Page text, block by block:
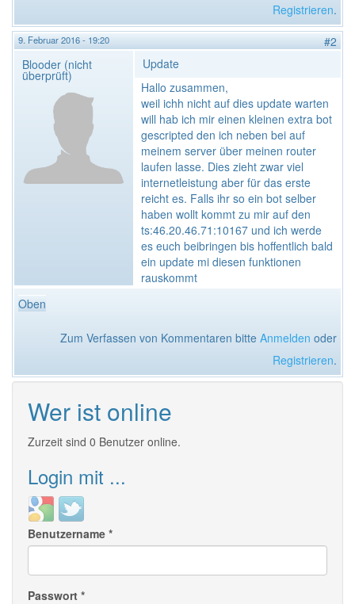
Registrieren.
9. Februar 2016 - 19:20
#2
Blooder (nicht
überprüft)
Update
Hallo zusammen,
weil ichh nicht auf dies update warten
will hab ich mir einen kleinen extra bot
gescripted den ich neben bei auf
meinem server über meinen router
laufen lasse. Dies zieht zwar viel
internetleistung aber für das erste
reicht es. Falls ihr so ein bot selber
haben wollt kommt zu mir auf den
ts:46.20.46.71:10167 und ich werde
es euch beibringen bis hoffentlich bald
ein update mi diesen funktionen
rauskommt
Oben
Zum Verfassen von Kommentaren bitte Anmelden oder
Registrieren.
Wer ist online
Zurzeit sind 0 Benutzer online.
Login mit ...
Login
with
Google
Login
with
Twitter
Benutzername *
Passwort *